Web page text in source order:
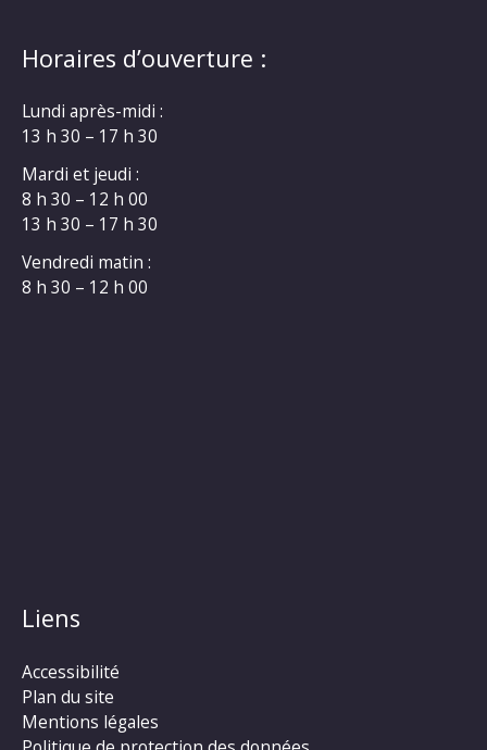
Horaires d’ouverture :
Lundi après-midi :
13 h 30 – 17 h 30
Mardi et jeudi :
8 h 30 – 12 h 00
13 h 30 – 17 h 30
Vendredi matin :
8 h 30 – 12 h 00
Liens
Accessibilité
Plan du site
Mentions légales